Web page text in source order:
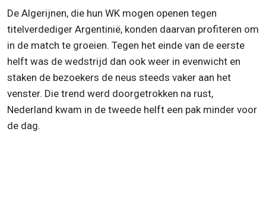
De Algerijnen, die hun WK mogen openen tegen
titelverdediger Argentinië, konden daarvan profiteren om
in de match te groeien. Tegen het einde van de eerste
helft was de wedstrijd dan ook weer in evenwicht en
staken de bezoekers de neus steeds vaker aan het
venster. Die trend werd doorgetrokken na rust,
Nederland kwam in de tweede helft een pak minder voor
de dag.